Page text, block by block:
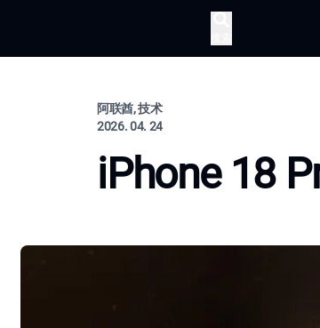
阿联酋, 技术
2026. 04. 24
iPhone 18